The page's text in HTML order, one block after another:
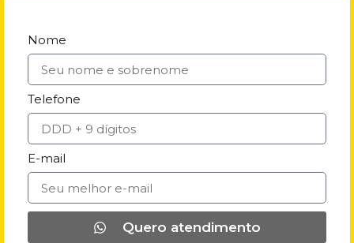
Nome
Telefone
E-mail
Quero atendimento